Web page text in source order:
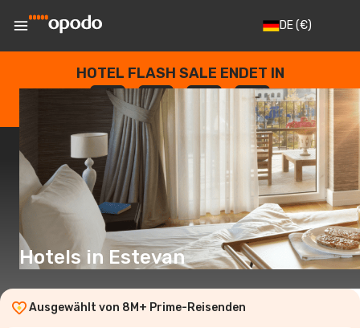
DE(€)
HOTEL FLASH SALE ENDET IN
--
TAGE
: --
STUNDEN
: --
SEKUNDEN
Hotels in Estevan
Ausgewählt von 8M+ Prime-Reisenden